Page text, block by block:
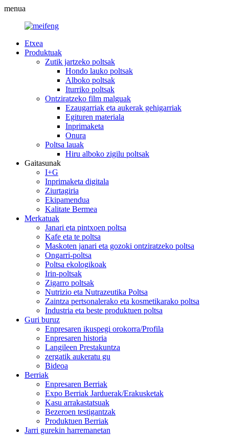
menua
Etxea
Produktuak
Zutik jartzeko poltsak
Hondo lauko poltsak
Alboko poltsak
Iturriko poltsak
Ontziratzeko film malguak
Ezaugarriak eta aukerak gehigarriak
Egituren materiala
Inprimaketa
Onura
Poltsa lauak
Hiru alboko zigilu poltsak
Gaitasunak
I+G
Inprimaketa digitala
Ziurtagiria
Ekipamendua
Kalitate Bermea
Merkatuak
Janari eta pintxoen poltsa
Kafe eta te poltsa
Maskoten janari eta gozoki ontziratzeko poltsa
Ongarri-poltsa
Poltsa ekologikoak
Irin-poltsak
Zigarro poltsak
Nutrizio eta Nutrazeutika Poltsa
Zaintza pertsonalerako eta kosmetikarako poltsa
Industria eta beste produktuen poltsa
Guri buruz
Enpresaren ikuspegi orokorra/Profila
Enpresaren historia
Langileen Prestakuntza
zergatik aukeratu gu
Bideoa
Berriak
Enpresaren Berriak
Expo Berriak Jarduerak/Erakusketak
Kasu arrakastatsuak
Bezeroen testigantzak
Produktuen Berriak
Jarri gurekin harremanetan